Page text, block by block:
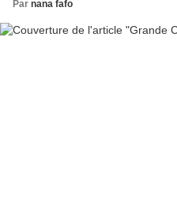
Par nana fafo